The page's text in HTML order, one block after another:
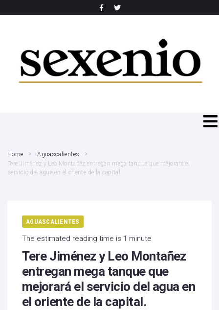
Home
Aguascalientes
Tere Jiménez y Leo Montañez entregan mega tanque que mejorará el
servicio del agua en el oriente de la capital.
AGUASCALIENTES
The estimated reading time is 1 minute
Tere Jiménez y Leo Montañez
entregan mega tanque que
mejorará el servicio del agua en
el oriente de la capital.
SEARCH THIS WEBSITE